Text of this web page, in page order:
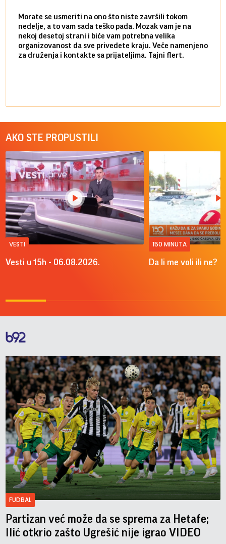
Morate se usmeriti na ono što niste završili tokom
nedelje, a to vam sada teško pada. Mozak vam je na
nekoj desetoj strani i biće vam potrebna velika
organizovanost da sve privedete kraju. Veče namenjeno
za druženja i kontakte sa prijateljima. Tajni flert.
AKO STE PROPUSTILI
VESTI
Vesti u 15h - 06.08.2026.
150 MINUTA
Da li me voli ili ne?
FUDBAL
Partizan već može da se sprema za Hetafe;
Ilić otkrio zašto Ugrešić nije igrao VIDEO